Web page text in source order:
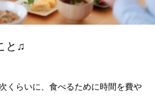
と♫
くらいに、食べるために時間を費や